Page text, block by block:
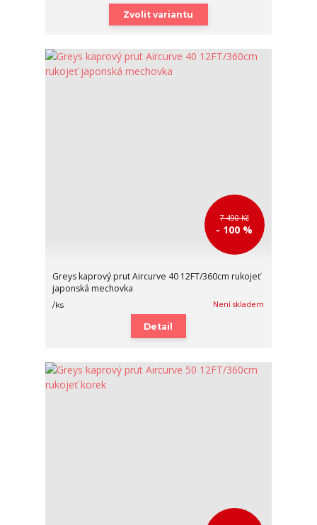
Zvolit variantu
7 490 Kč
- 100 %
Greys kaprový prut Aircurve 40 12FT/360cm rukojeť
japonská mechovka
/ks Není skladem
Detail